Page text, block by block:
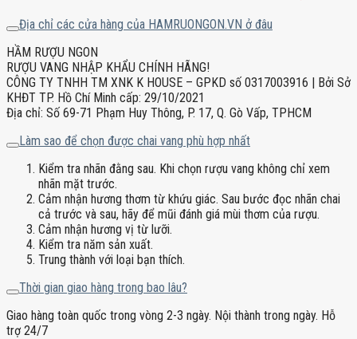
Địa chỉ các cửa hàng của HAMRUONGON.VN ở đâu
HẦM RƯỢU NGON
RƯỢU VANG NHẬP KHẨU CHÍNH HÃNG!
CÔNG TY TNHH TM XNK K HOUSE – GPKD số 0317003916 | Bởi Sở
KHĐT TP. Hồ Chí Minh cấp: 29/10/2021
Địa chỉ: Số 69-71 Phạm Huy Thông, P. 17, Q. Gò Vấp, TPHCM
Làm sao để chọn được chai vang phù hợp nhất
Kiểm tra nhãn đằng sau. Khi chọn rượu vang không chỉ xem
nhãn mặt trước.
Cảm nhận hương thơm từ khứu giác. Sau bước đọc nhãn chai
cả trước và sau, hãy để mũi đánh giá mùi thơm của rượu.
Cảm nhận hương vị từ lưỡi.
Kiểm tra năm sản xuất.
Trung thành với loại bạn thích.
Thời gian giao hàng trong bao lâu?
Giao hàng toàn quốc trong vòng 2-3 ngày. Nội thành trong ngày. Hỗ
trợ 24/7